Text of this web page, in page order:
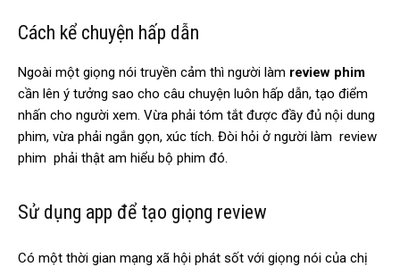
Cách kể chuyện hấp dẫn
Ngoài một giọng nói truyền cảm thì người làm review phim
cần lên ý tưởng sao cho câu chuyện luôn hấp dẫn, tạo điểm
nhấn cho người xem. Vừa phải tóm tắt được đầy đủ nội dung
phim, vừa phải ngắn gọn, xúc tích. Đòi hỏi ở người làm review
phim phải thật am hiểu bộ phim đó.
Sử dụng app để tạo giọng review
Có một thời gian mạng xã hội phát sốt với giọng nói của chị